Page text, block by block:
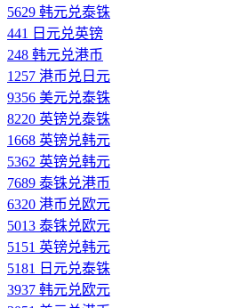
5629 韩元兑泰铢
441 日元兑英镑
248 韩元兑港币
1257 港币兑日元
9356 美元兑泰铢
8220 英镑兑泰铢
1668 英镑兑韩元
5362 英镑兑韩元
7689 泰铢兑港币
6320 港币兑欧元
5013 泰铢兑欧元
5151 英镑兑韩元
5181 日元兑泰铢
3937 韩元兑欧元